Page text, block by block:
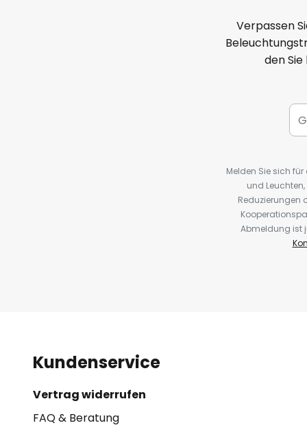
Verpassen
den
Melden Sie sich
und
Reduzierungen
Abmeldung ist
Kundenservice
Vertrag widerrufen
FAQ & Beratung